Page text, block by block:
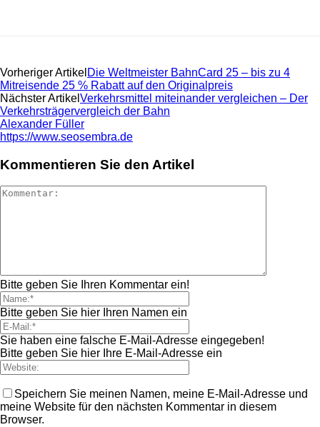
Vorheriger Artikel Die Weltmeister BahnCard 25 – bis zu 4
Mitreisende 25 % Rabatt auf den Originalpreis
Nächster Artikel Verkehrsmittel miteinander vergleichen – Der
Verkehrsträgervergleich der Bahn
Alexander Füller
https://www.seosembra.de
Kommentieren Sie den Artikel
Bitte geben Sie Ihren Kommentar ein!
Bitte geben Sie hier Ihren Namen ein
Sie haben eine falsche E-Mail-Adresse eingegeben!
Bitte geben Sie hier Ihre E-Mail-Adresse ein
Speichern Sie meinen Namen, meine E-Mail-Adresse und
meine Website für den nächsten Kommentar in diesem
Browser.